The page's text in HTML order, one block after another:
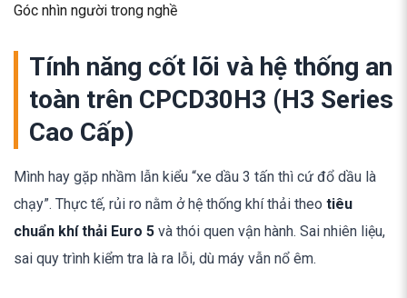
Góc nhìn người trong nghề
Tính năng cốt lõi và hệ thống an
toàn trên CPCD30H3 (H3 Series
Cao Cấp)
Mình hay gặp nhầm lẫn kiểu “xe dầu 3 tấn thì cứ đổ dầu là
chạy”. Thực tế, rủi ro nằm ở hệ thống khí thải theo tiêu
chuẩn khí thải Euro 5 và thói quen vận hành. Sai nhiên liệu,
sai quy trình kiểm tra là ra lỗi, dù máy vẫn nổ êm.